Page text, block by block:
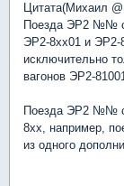
Цитата(Михаил
Поезда ЭР2 №№ с
ЭР2-8xx01 и ЭР2-
исключительно
вагонов ЭР2-
Поезда ЭР2 №№ с
8xx, например,
из одного